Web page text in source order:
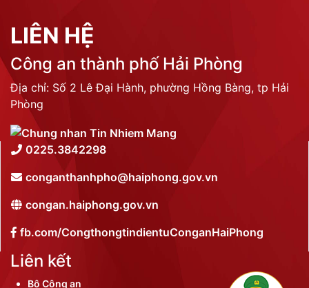
LIÊN HỆ
Công an thành phố Hải Phòng
Địa chỉ: Số 2 Lê Đại Hành, phường Hồng Bàng, tp Hải
Phòng
0225.3842298
conganthanhpho@haiphong.gov.vn
congan.haiphong.gov.vn
fb.com/CongthongtindientuConganHaiPhong
Liên kết
Bộ Công an